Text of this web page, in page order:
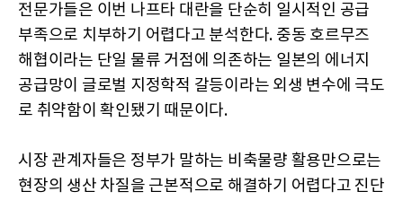
전문가들은 이번 나프타 대란을 단순히 일시적인 공급
부족으로 치부하기 어렵다고 분석한다. 중동 호르무즈
해협이라는 단일 물류 거점에 의존하는 일본의 에너지
공급망이 글로벌 지정학적 갈등이라는 외생 변수에 극도
로 취약함이 확인됐기 때문이다.
시장 관계자들은 정부가 말하는 비축물량 활용만으로는
현장의 생산 차질을 근본적으로 해결하기 어렵다고 진단